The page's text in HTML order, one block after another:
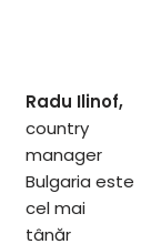
Radu Ilinof,
country
manager
Bulgaria este
cel mai
tânăr